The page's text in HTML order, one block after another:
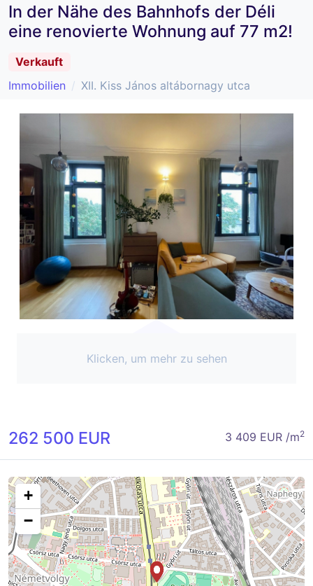
In der Nähe des Bahnhofs der Déli
eine renovierte Wohnung auf 77 m2!
Verkauft
Immobilien
XII. Kiss János altábornagy utca
Klicken, um mehr zu sehen
262 500 EUR 3 409 EUR /m2
+
−